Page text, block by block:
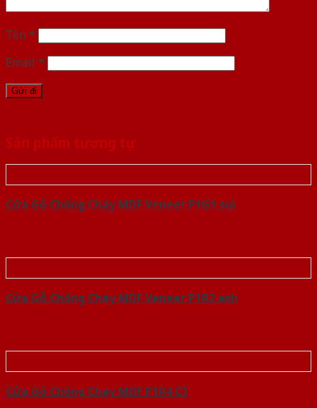
Tên *
Email *
Sản phẩm tương tự
Cửa Gỗ Chống Cháy MDF Veneer P1G1 soi
Cửa Gỗ Chống Cháy MDF Veneer P1R2 ash
Cửa Gỗ Chống Cháy MDF P1R4 C1